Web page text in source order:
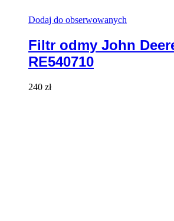
Dodaj do obserwowanych
Filtr odmy John
RE540710
240 zł